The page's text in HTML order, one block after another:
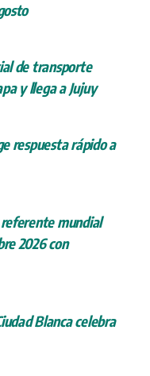
de transporte
y llega a Jujuy
respuesta rápido a
mundial
2026 con
Blanca celebra